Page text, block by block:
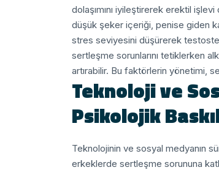
dolaşımını iyileştirerek erektil
düşük şeker içeriği, penise giden
stres seviyesini düşürerek
sertleşme sorunlarını tetiklerken
artırabilir. Bu faktörlerin yönetimi,
Teknoloji ve
Psikolojik
Teknolojinin ve sosyal medyanın
erkeklerde sertleşme sorununa